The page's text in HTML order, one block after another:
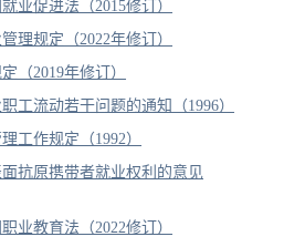
业促进法（2015修订）
理规定（2022年修订）
（2019年修订）
工流动若干问题的通知（1996）
工作规定（1992）
抗原携带者就业权利的意见
业教育法（2022修订）